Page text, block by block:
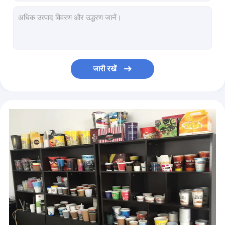
तेज गति प्राकृतिक सीएनसी सीधे पेपर स्ट्रॉ मशीनें 100 मीटर / मिनट
आईआर ड्रायर के साथ 360 प्लेट एडजस्टमेंट पेपर कप प्रिंटिंग और कटिंग मशीन
पूर्ण रंग दीया 1400 मिमी पेपर कप प्रिंटिंग मशीनें उच्च परिशुद्धता
पीएलसी सिंगल पीई या डबल पीई डिस्पोजेबल कॉफी हैंडल पेपर कप मशीन
380V 1600mm पेपर स्लीटिंग मशीन ODM पेपर रोल टू रोल कटिंग मशीन
जारी रखें